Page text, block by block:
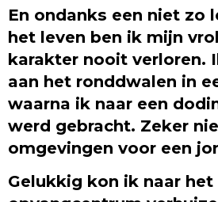
En ondanks een niet zo
het leven ben ik mijn
karakter nooit verloren.
aan het ronddwalen in
waarna ik naar een
werd gebracht. Zeker
omgevingen voor een
Gelukkig kon ik naar het